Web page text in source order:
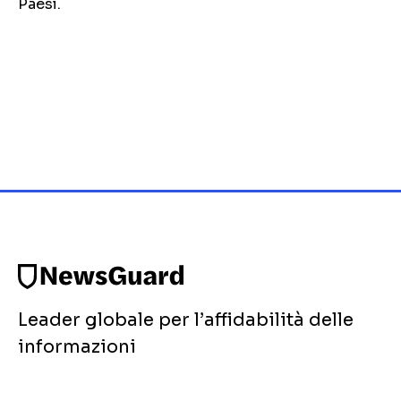
Paesi.
Leader globale per l’affidabilità delle
informazioni